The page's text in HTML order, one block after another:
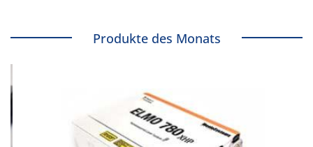
Produkte des Monats